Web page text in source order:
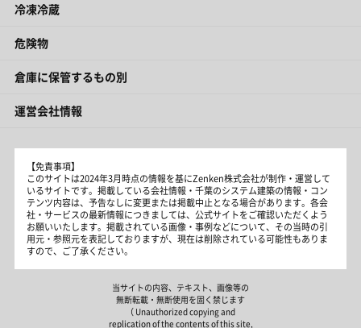
冷凍冷蔵
危険物
倉庫に保管するもの別
運営会社情報
【免責事項】
このサイトは2024年3月時点の情報を基にZenken株式会社が制作・運営して
いるサイトです。掲載している会社情報・千葉のシステム建築の情報・コン
テンツ内容は、予告なしに変更または掲載中止となる場合があります。各会
社・サービスの最新情報につきましては、公式サイトをご確認いただくよう
お願いいたします。掲載されている画像・事例などについて、その当時の引
用元・参照元を表記しておりますが、現在は削除されている可能性もありま
すので、ご了承ください。
当サイトの内容、テキスト、画像等の
無断転載・無断使用を固く禁じます
（ Unauthorized copying and
replication of the contents of this site,